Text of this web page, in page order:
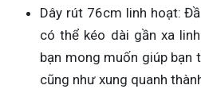
Dây rút 76cm linh hoạt:
có thể kéo dài gần xa
bạn mong muốn giúp bạn
cũng như xung quanh